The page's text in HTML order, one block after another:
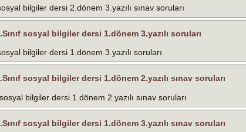
bilgiler dersi 2.dönem 3.yazılı sınav soruları
sosyal bilgiler dersi 1.dönem 3.yazılı soruları
bilgiler dersi 1.dönem 3.yazılı soruları
sosyal bilgiler dersi 1.dönem 2.yazılı sınav soruları
bilgiler dersi 1.dönem 2.yazılı sınav soruları
sosyal bilgiler dersi 1.dönem 3.yazılı sınav soruları